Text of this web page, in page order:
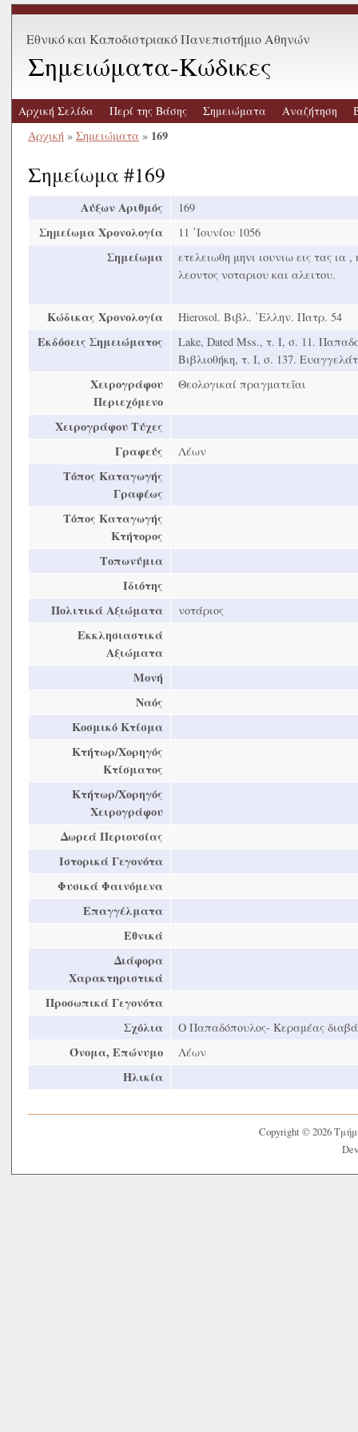
Εθνικό και Καποδιστριακό Πανεπιστήμιο Αθηνών
Σημειώματα-Κώδικες
Αρχική Σελίδα Περί της Βάσης Σημειώματα Αναζήτηση
Αρχική » Σημειώματα » 169
Σημείωμα #169
Αύξων Αριθμός 169
Σημείωμα Χρονολογία 11 ᾿Ιουνίου 1056
Σημείωμα
ετελειωθη μηνι ιουνιω εις τας ια
λεοντος νοταριου και αλειτου.
Κώδικας Χρονολογία Hierosol. Βιβλ. ῾Ελλην. Πατρ. 54
Εκδόσεις Σημειώματος
Lake, Dated Mss., τ. Ι, σ. 11.
Βιβλιοθήκη, τ. Ι, σ. 137.
Χειρογράφου
Περιεχόμενο
Θεολογικαί πραγματεῖαι
Χειρογράφου Τύχες
Γραφεύς
Λέων
Τόπος Καταγωγής
Γραφέως
Τόπος Καταγωγής
Κτήτορος
Τοπωνύμια
Ιδιότης
Πολιτικά Αξιώματα
νοτάριος
Εκκλησιαστικά
Αξιώματα
Μονή
Ναός
Κοσμικό Κτίσμα
Κτήτωρ/Χορηγός
Κτίσματος
Κτήτωρ/Χορηγός
Χειρογράφου
Δωρεά Περιουσίας
Ιστορικά Γεγονότα
Φυσικά Φαινόμενα
Επαγγέλματα
Εθνικά
Διάφορα
Χαρακτηριστικά
Προσωπικά Γεγονότα
Σχόλια
Ο Παπαδόπουλος- Κεραμέας
Όνομα, Επώνυμο Λέων
Ηλικία
Copyright © 2026